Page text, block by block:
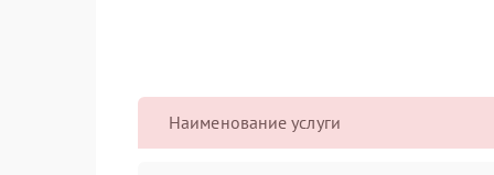
Наименование услуги